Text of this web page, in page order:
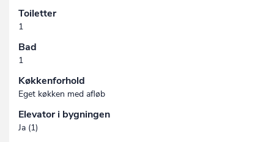
Toiletter
1
Bad
1
Køkkenforhold
Eget køkken med afløb
Elevator i bygningen
Ja (1)